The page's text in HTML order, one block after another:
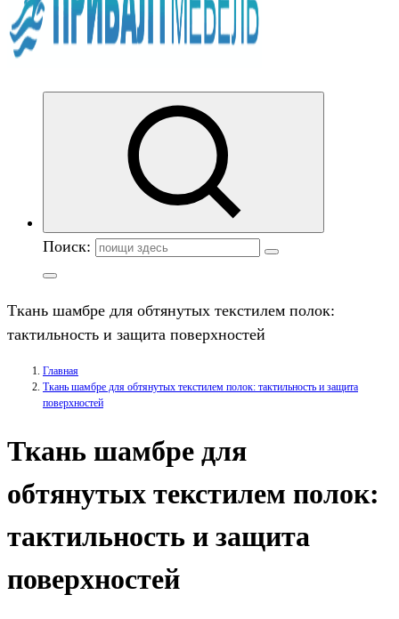
Поиск:
Ткань шамбре для обтянутых текстилем полок:
тактильность и защита поверхностей
Главная
Ткань шамбре для обтянутых текстилем полок: тактильность и защита
поверхностей
Ткань шамбре для
обтянутых текстилем полок:
тактильность и защита
поверхностей